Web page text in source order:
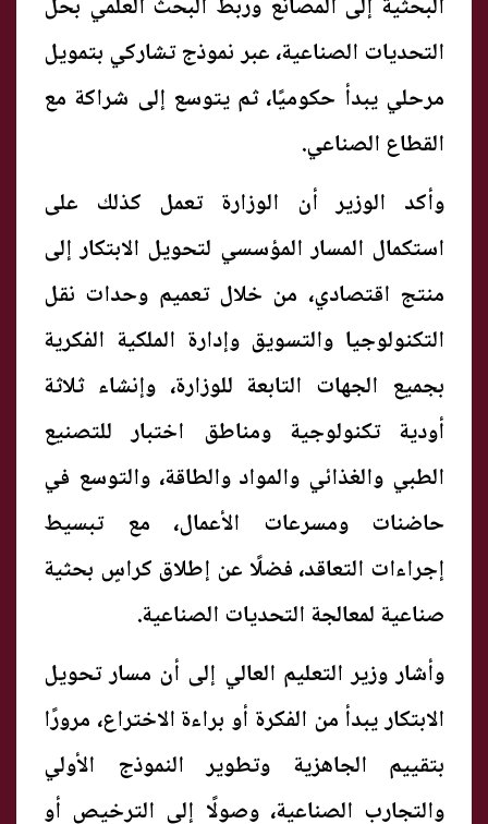
البحثية إلى المصانع وربط البحث العلمي بحل
التحديات الصناعية، عبر نموذج تشاركي بتمويل
مرحلي يبدأ حكوميًا، ثم يتوسع إلى شراكة مع
القطاع الصناعي.
وأكد الوزير أن الوزارة تعمل كذلك على
استكمال المسار المؤسسي لتحويل الابتكار إلى
منتج اقتصادي، من خلال تعميم وحدات نقل
التكنولوجيا والتسويق وإدارة الملكية الفكرية
بجميع الجهات التابعة للوزارة، وإنشاء ثلاثة
أودية تكنولوجية ومناطق اختبار للتصنيع
الطبي والغذائي والمواد والطاقة، والتوسع في
حاضنات ومسرعات الأعمال، مع تبسيط
إجراءات التعاقد، فضلًا عن إطلاق كراسٍ بحثية
صناعية لمعالجة التحديات الصناعية.
وأشار وزير التعليم العالي إلى أن مسار تحويل
الابتكار يبدأ من الفكرة أو براءة الاختراع، مرورًا
بتقييم الجاهزية وتطوير النموذج الأولي
والتجارب الصناعية، وصولًا إلى الترخيص أو